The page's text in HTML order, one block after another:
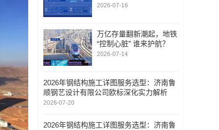
行新范式
2026-07-16
万亿存量翻新潮起，地铁
“控制心脏” 谁来护航？
2026-07-14
2026年钢结构施工详图服务选型：济南鲁
顺钢艺设计有限公司欧标深化实力解析
2026-07-20
2026年钢结构施工详图服务选型：济南鲁